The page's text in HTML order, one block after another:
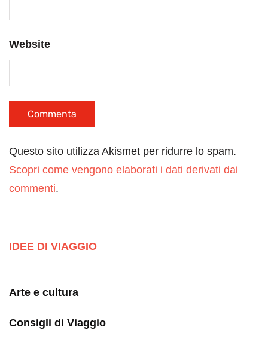
Website
Questo sito utilizza Akismet per ridurre lo spam.
Scopri come vengono elaborati i dati derivati dai
commenti.
IDEE DI VIAGGIO
Arte e cultura
Consigli di Viaggio